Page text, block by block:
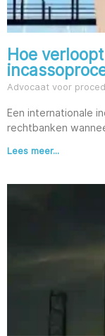
Hoe
Advocaat voor
Een internationale
rechtbanken
Lees meer...